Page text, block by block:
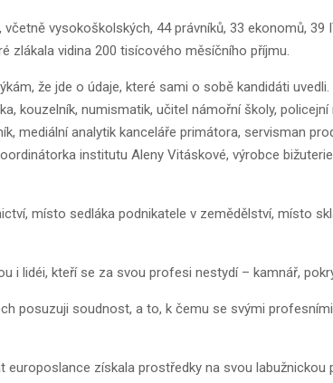
vysokoškolských, 44 právníků, 33 ekonomů, 39
zlákala vidina 200 tisícového měsíčního příjmu.
že jde o údaje, které sami o sobě kandidáti
kouzelník, numismatik, učitel námořní školy,
mediální analytik kanceláře primátora, servisman
institutu Aleny Vitáskové, výrobce
místo sedláka podnikatele v zemědělství, místo
i lidéi, kteří se za svou profesi nestydí – kamnář,
posuzuji soudnost, a to, k čemu se svými
europoslance získala prostředky na svou